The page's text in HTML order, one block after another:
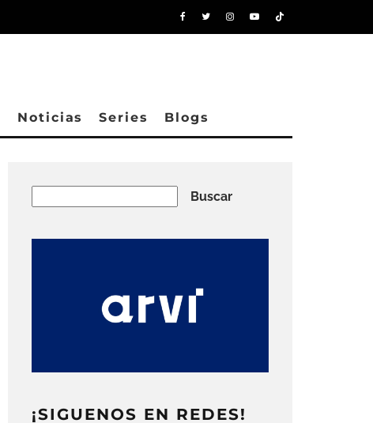
Noticias Series Blogs
Buscar
¡SIGUENOS EN REDES!